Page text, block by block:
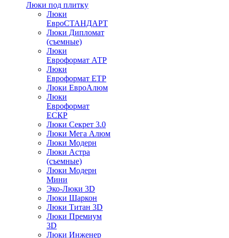
Люки под плитку
Люки
ЕвроСТАНДАРТ
Люки Дипломат
(съемные)
Люки
Евроформат АТР
Люки
Евроформат ЕТР
Люки ЕвроАлюм
Люки
Евроформат
ЕСКР
Люки Секрет 3.0
Люки Мега Алюм
Люки Модерн
Люки Астра
(съемные)
Люки Модерн
Мини
Эко-Люки 3D
Люки Шаркон
Люки Титан 3D
Люки Премиум
3D
Люки Инженер